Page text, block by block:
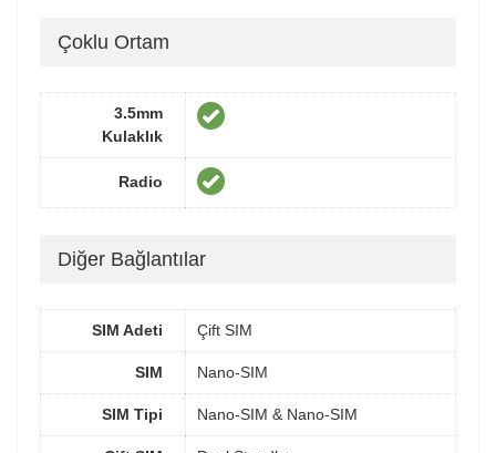
Çoklu Ortam
3.5mm
Kulaklık
Radio
Diğer Bağlantılar
SIM Adeti Çift SIM
SIM Nano-SIM
SIM Tipi Nano-SIM & Nano-SIM